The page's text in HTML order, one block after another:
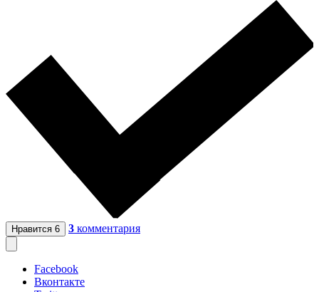
Нравится 6 3 комментария
Facebook
Вконтакте